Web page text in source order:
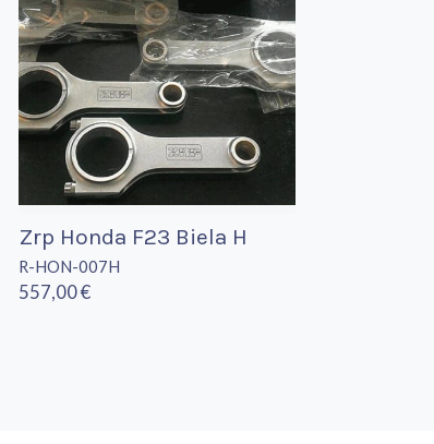
Zrp Honda F23 Biela H
R-HON-007H
557,00 €